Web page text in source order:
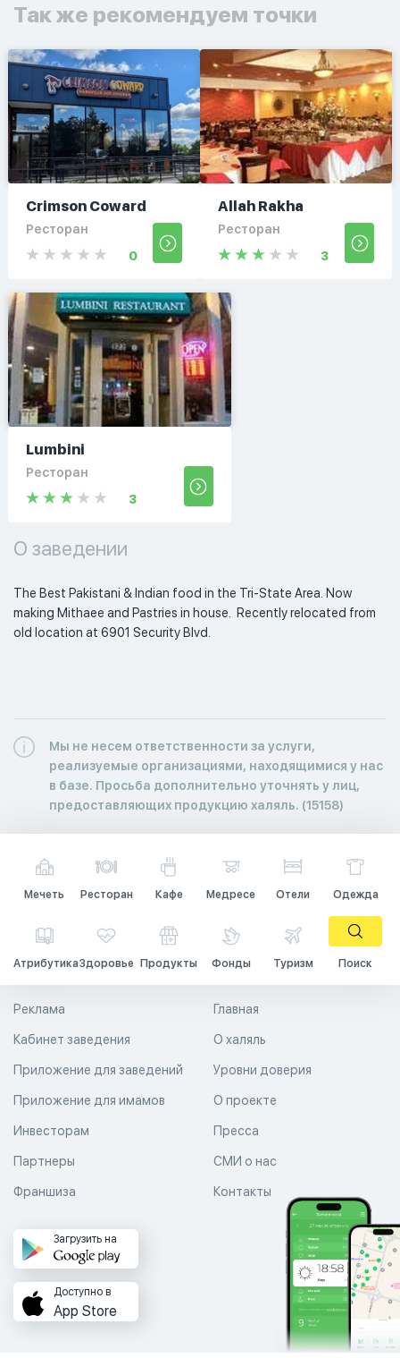
Так же рекомендуем точки
Crimson Coward
Ресторан
0
Allah Rakha
Ресторан
3
Lumbini
Ресторан
3
О заведении
The Best Pakistani & Indian food in the Tri-State Area. Now
making Mithaee and Pastries in house.  Recently relocated from
old location at 6901 Security Blvd.
Мы не несем ответственности за услуги,
реализуемые организациями, находящимися у нас
в базе. Просьба дополнительно уточнять у лиц,
предоставляющих продукцию халяль. (15158)
Мечеть Ресторан Кафе Медресе Отели Одежда
АтрибутикаЗдоровье Продукты Фонды Туризм Поиск
Главная
О халяль
Уровни доверия
Реклама
Кабинет заведения
Приложение для заведений
Приложение для имамов О проекте
Пресса
СМИ о нас
Контакты
Инвесторам
Партнеры
Франшиза
Загрузить на
Доступно в
App Store